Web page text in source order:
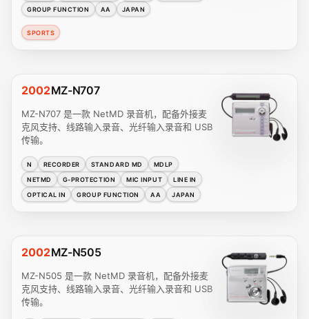
GROUP FUNCTION
AA JAPAN
SPORTS
2002MZ-N707
MZ-N707 是一款 NetMD 录音机，配备外接麦
克风支持、线路输入录音、光纤输入录音和 USB
传输。
N RECORDER STANDARD MD
MDLP
NETMD
G-PROTECTION MIC INPUT
LINE IN
OPTICAL IN
GROUP FUNCTION AA JAPAN
2002MZ-N505
MZ-N505 是一款 NetMD 录音机，配备外接麦
克风支持、线路输入录音、光纤输入录音和 USB
传输。